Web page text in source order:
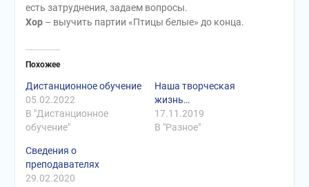
есть затруднения, задаем вопросы.
Хор– выучить партии «Птицы белые» до конца.
Похожее
Дистанционное обучение
05.02.2022
В "Дистанционное
обучение"
Наша творческая
жизнь…
17.11.2019
В "Разное"
Сведения о
преподавателях
29.02.2020